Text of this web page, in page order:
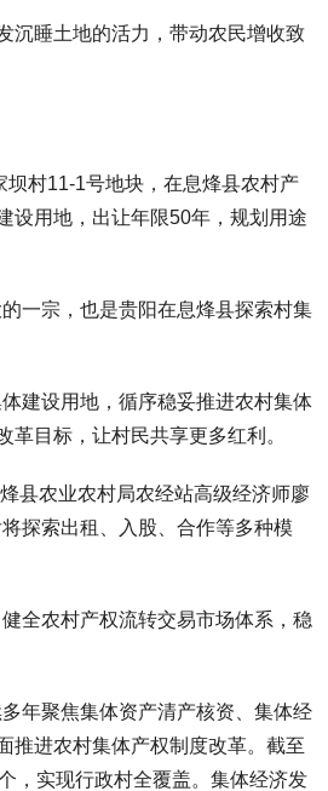
睡土地的活力，带动农民增收致
村11-1号地块，在息烽县农村产
设用地，出让年限50年，规划用途
一宗，也是贵阳在息烽县探索村集
建设用地，循序稳妥推进农村集体
革目标，让村民共享更多红利。
县农业农村局农经站高级经济师廖
探索出租、入股、合作等多种模
全农村产权流转交易市场体系，稳
年聚焦集体资产清产核资、集体经
推进农村集体产权制度改革。截至
，实现行政村全覆盖。集体经济发